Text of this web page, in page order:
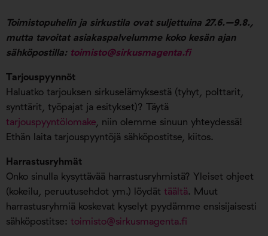
Toimistopuhelin ja sirkustila ovat suljettuina 27.6.–9.8.,
mutta tavoitat asiakaspalvelumme koko kesän ajan
sähköpostilla: toimisto@sirkusmagenta.fi
Tarjouspyynnöt
Haluatko tarjouksen sirkuselämyksestä (tyhyt, polttarit,
synttärit, työpajat ja esitykset)? Täytä
tarjouspyyntölomake , niin olemme sinuun yhteydessä!
Ethän laita tarjouspyyntöjä sähköpostitse, kiitos.
Harrastusryhmät
Onko sinulla kysyttävää harrastusryhmistä? Yleiset ohjeet
(kokeilu, peruutusehdot ym.) löydät täältä. Muut
harrastusryhmiä koskevat kyselyt pyydämme ensisijaisesti
sähköpostitse: toimisto@sirkusmagenta.fi